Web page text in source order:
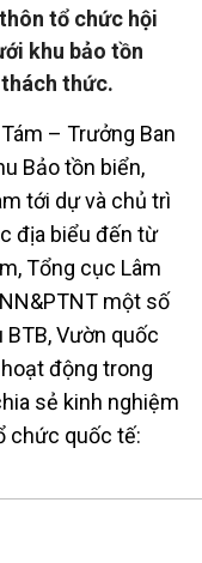
tổ chức hội
khu bảo tồn
thức.
– Trưởng Ban
Bảo tồn biển,
tới dự và chủ trì
địa biểu đến từ
Tổng cục Lâm
một số
BTB, Vườn quốc
động trong
sẻ kinh nghiệm
chức quốc tế: